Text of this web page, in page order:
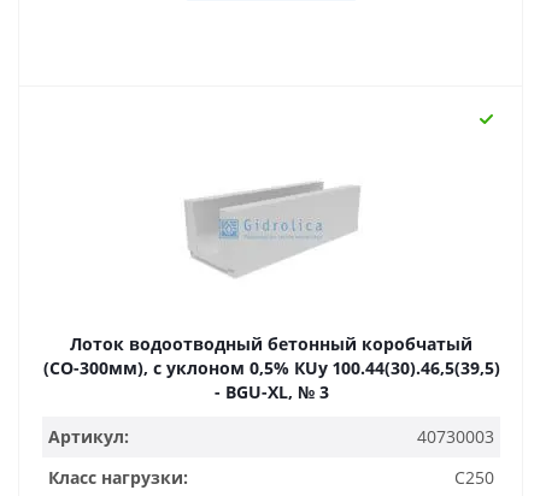
Лоток водоотводный бетонный коробчатый
(СО-300мм), с уклоном 0,5% КUу 100.44(30).46,5(39,5)
- BGU-XL, № 3
Артикул:
40730003
Класс нагрузки:
C250